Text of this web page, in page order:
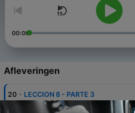
00:00
Afleveringen
20 - LECCION 8 - PARTE 3
13 dec. 2023